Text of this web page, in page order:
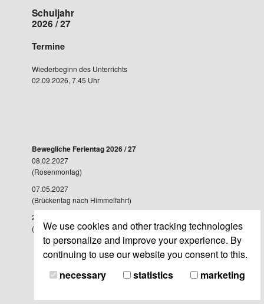
Schuljahr
2026 / 27
Termine
Wiederbeginn des Unterrichts
02.09.2026, 7.45 Uhr
Bewegliche Ferientag 2026 / 27
08.02.2027
(Rosenmontag)
07.05.2027
(Brückentag nach Himmelfahrt)
28.05.2027
(Brückentag nach Fronleichnam)
We use cookies and other tracking technologies
to personalize and improve your experience. By
continuing to use our website you consent to this.
necessary
statistics marketing